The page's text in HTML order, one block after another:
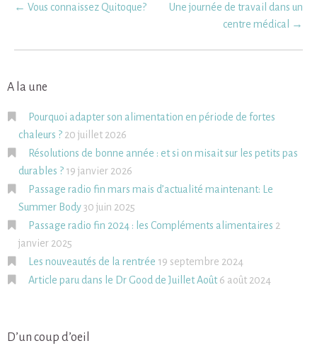
Post
← Vous connaissez Quitoque?
Une journée de travail dans un
centre médical
→
A la une
Pourquoi adapter son alimentation en période de fortes
chaleurs ? 20 juillet 2026
Résolutions de bonne année : et si on misait sur les petits pas
durables ? 19 janvier 2026
Passage radio fin mars mais d’actualité maintenant: Le
Summer Body30 juin 2025
Passage radio fin 2024 : les Compléments alimentaires 2
janvier 2025
Les nouveautés de la rentrée 19 septembre 2024
Article paru dans le Dr Good de Juillet Août 6 août 2024
D’un coup d’oeil